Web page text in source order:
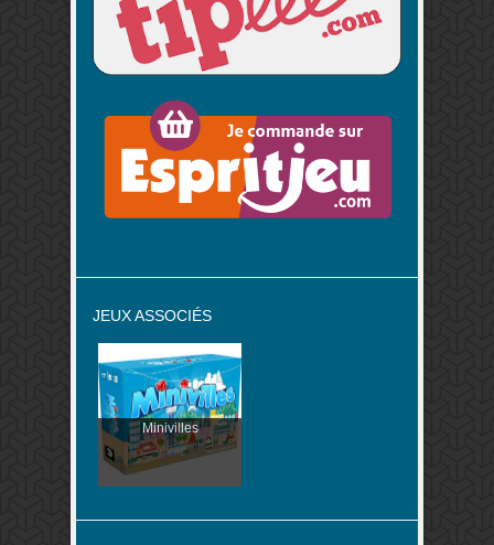
JEUX ASSOCIÉS
Minivilles